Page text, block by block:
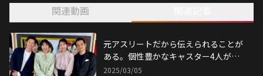
関連動画
元アスリートだから伝えられることが
ある。個性豊かなキャスター4人が集
結
2025/03/05